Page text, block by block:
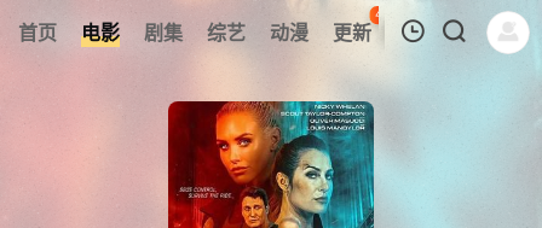
首页 电影 剧集 综艺 动漫 更新
42
热榜 APP